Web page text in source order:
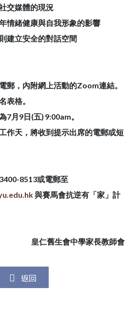
交媒體的現況
情緒健康與自我形象的影響
建立安全的對話空間
郵，內附網上活動的Zoom連結。
表格。
7月9日(五) 9:00am。
作天，將收到提示出席的電郵或短
8513或電郵至
與賽馬會抗逆有「家」計
皇仁舊生會中學家長教師會
返回